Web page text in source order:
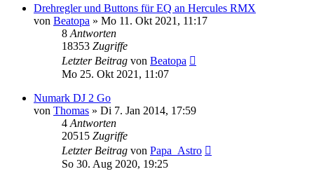
Drehregler und Buttons für EQ an Hercules RMX
von Beatopa » Mo 11. Okt 2021, 11:17
8 Antworten
18353 Zugriffe
Letzter Beitrag von Beatopa
Mo 25. Okt 2021, 11:07
Numark DJ 2 Go
von Thomas » Di 7. Jan 2014, 17:59
4 Antworten
20515 Zugriffe
Letzter Beitrag von Papa_Astro
So 30. Aug 2020, 19:25